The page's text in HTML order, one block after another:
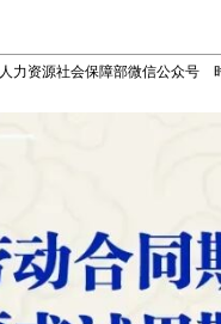
力资源社会保障部微信公众号